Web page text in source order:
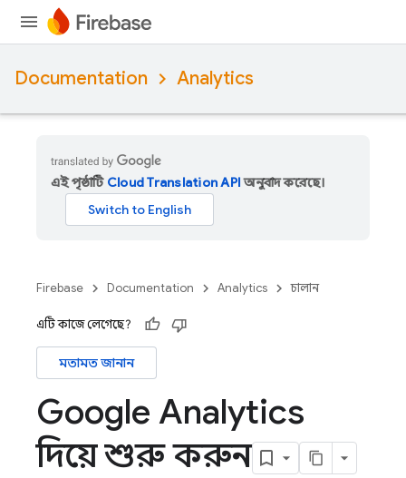
Documentation Analytics
এই পৃষ্ঠাটি Cloud Translation APIঅনুবাদ করেছে।
Firebase Documentation Analytics চালান
এটি কাজে লেগেছে?
মতামত জানান
Google Analytics
দিয়ে শুরু করুন